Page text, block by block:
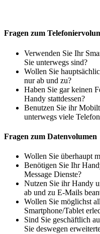
Fragen zum
Verwenden Sie Ihr
Sie unterwegs sind?
Wollen Sie
nur ab und zu?
Haben Sie gar keinen
Handy stattdessen?
Benutzen Sie ihr
unterwegs viele
Fragen zum Datenvolumen
Wollen Sie überhaupt
Benötigen Sie Ihr
Message Dienste?
Nutzen Sie ihr Handy
ab und zu E-Mails
Wollen Sie möglichst
Smartphone/Tablet
Sind Sie geschäftlich
Sie deswegen